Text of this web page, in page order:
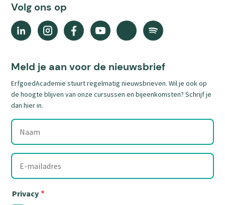
Volg ons op
Linkedin
link)
Instagram
link)
Facebook
link)
YouTube
link)
link)
Spotify
link)
Meld je aan voor de nieuwsbrief
ErfgoedAcademie stuurt regelmatig nieuwsbrieven. Wil je ook op
de hoogte blijven van onze cursussen en bijeenkomsten? Schrijf je
dan hier in.
Naam
E-
mailadres
Privacy